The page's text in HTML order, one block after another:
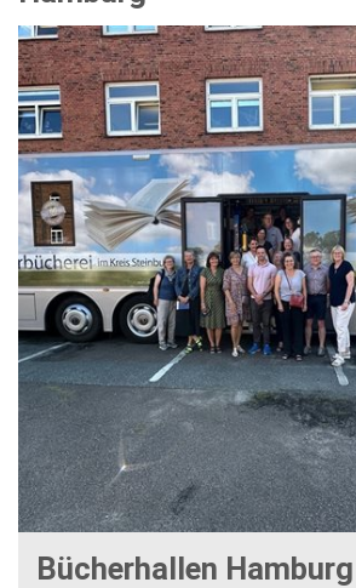
Bücherhallen Hamburg